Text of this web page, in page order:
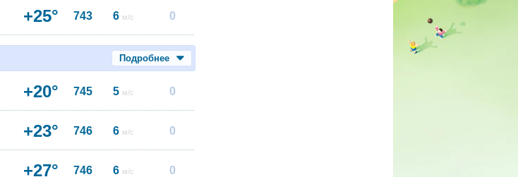
+25° 743 6 м/с 0
Подробнее
+20° 745 5 м/с 0
+23° 746 6 м/с 0
+27° 746 6 м/с 0